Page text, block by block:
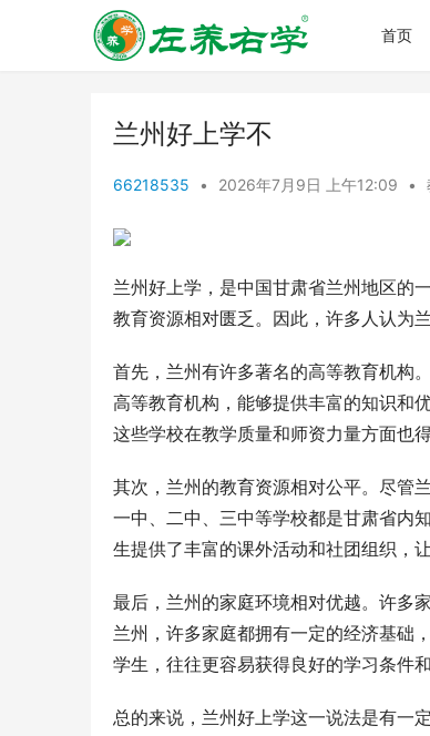
首页
兰州好上学不
66218535 • 2026年7月9日 上午12:09 •
兰州好上学，是中国甘肃省兰州地区的
教育资源相对匮乏。因此，许多人认为
首先，兰州有许多著名的高等教育机构
高等教育机构，能够提供丰富的知识和
这些学校在教学质量和师资力量方面也
其次，兰州的教育资源相对公平。尽管
一中、二中、三中等学校都是甘肃省内
生提供了丰富的课外活动和社团组织，
最后，兰州的家庭环境相对优越。许多
兰州，许多家庭都拥有一定的经济基础
学生，往往更容易获得良好的学习条件和
总的来说，兰州好上学这一说法是有一